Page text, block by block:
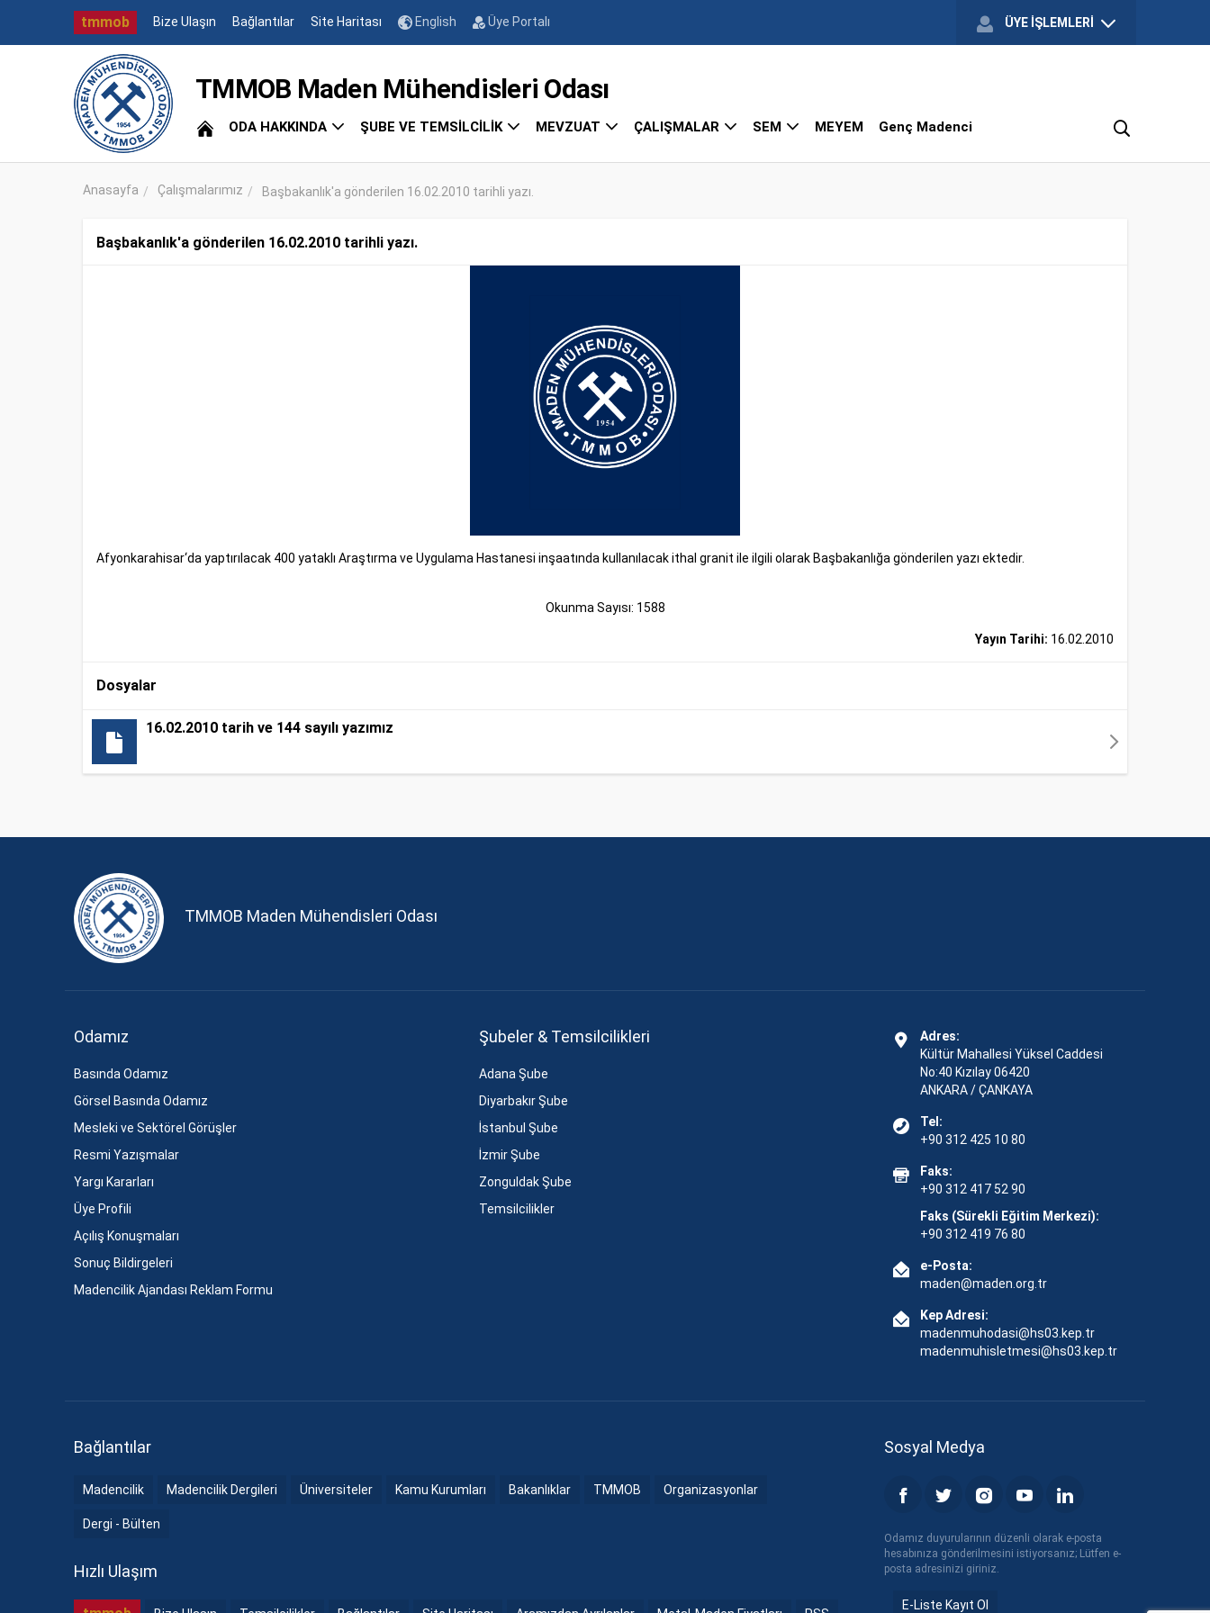
tmmob Bize Ulaşın Bağlantılar Site Haritası English Üye Portalı ÜYE İŞLEMLERİ
TMMOB Maden Mühendisleri Odası
ODA HAKKINDA ŞUBE VE TEMSİLCİLİK MEVZUAT ÇALIŞMALAR SEM MEYEM Genç Madenci
Anasayfa Çalışmalarımız Başbakanlık'a gönderilen 16.02.2010 tarihli yazı.
Başbakanlık'a gönderilen 16.02.2010 tarihli yazı.
Afyonkarahisar‘da yaptırılacak 400 yataklı Araştırma ve Uygulama Hastanesi inşaatında kullanılacak ithal granit ile ilgili olarak Başbakanlığa gönderilen yazı ektedir.
Okunma Sayısı: 1588
Yayın Tarihi: 16.02.2010
Dosyalar
16.02.2010 tarih ve 144 sayılı yazımız
TMMOB Maden Mühendisleri Odası
Odamız
Basında Odamız
Görsel Basında Odamız
Mesleki ve Sektörel Görüşler
Resmi Yazışmalar
Yargı Kararları
Üye Profili
Açılış Konuşmaları
Sonuç Bildirgeleri
Madencilik Ajandası Reklam Formu
Şubeler & Temsilcilikleri
Adana Şube
Diyarbakır Şube
İstanbul Şube
İzmir Şube
Zonguldak Şube
Temsilcilikler
Adres:
Kültür Mahallesi Yüksel Caddesi
No:40 Kızılay 06420
ANKARA / ÇANKAYA
Tel:
+90 312 425 10 80
Faks:
+90 312 417 52 90
Faks (Sürekli Eğitim Merkezi):
+90 312 419 76 80
e-Posta:
maden@maden.org.tr
Kep Adresi:
madenmuhodasi@hs03.kep.tr
madenmuhisletmesi@hs03.kep.tr
Bağlantılar
Madencilik Madencilik Dergileri Üniversiteler Kamu Kurumları Bakanlıklar TMMOB Organizasyonlar
Dergi - Bülten
Hızlı Ulaşım
Sosyal Medya
Odamız duyurularının düzenli olarak e-posta
hesabınıza gönderilmesini istiyorsanız; Lütfen e-
posta adresinizi giriniz.
E-Liste Kayıt Ol